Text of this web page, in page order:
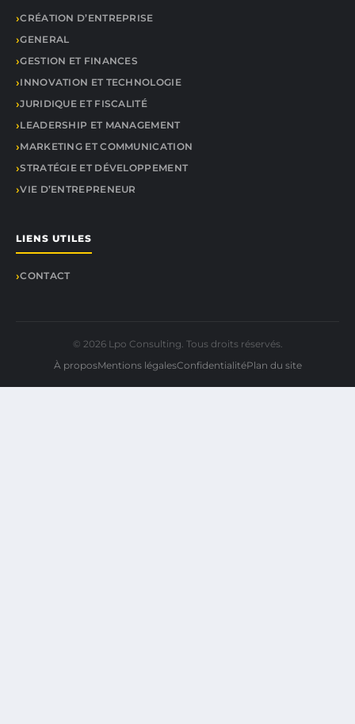
CRÉATION D’ENTREPRISE
GENERAL
GESTION ET FINANCES
INNOVATION ET TECHNOLOGIE
JURIDIQUE ET FISCALITÉ
LEADERSHIP ET MANAGEMENT
MARKETING ET COMMUNICATION
STRATÉGIE ET DÉVELOPPEMENT
VIE D’ENTREPRENEUR
LIENS UTILES
CONTACT
© 2026 Lpo Consulting. Tous droits réservés.
À proposMentions légalesConfidentialitéPlan du site